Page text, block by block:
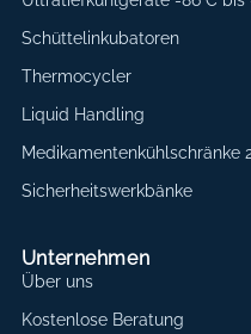
Schüttelinkubatoren
Thermocycler
Liquid Handling
Medikamentenkühlschränke
Sicherheitswerkbänke
Unternehmen
Über uns
Kostenlose Beratung